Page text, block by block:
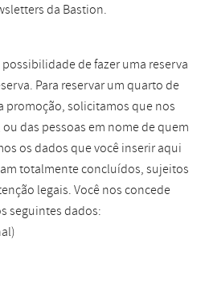
da Bastion.
de fazer uma reserva
Para reservar um quarto de
solicitamos que nos
das pessoas em nome de quem
os dados que você inserir aqui
totalmente concluídos, sujeitos
legais. Você nos concede
seguintes dados: